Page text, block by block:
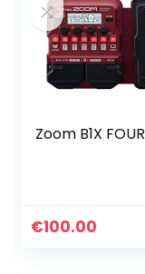
Zoom B1X FOUR
€100.00